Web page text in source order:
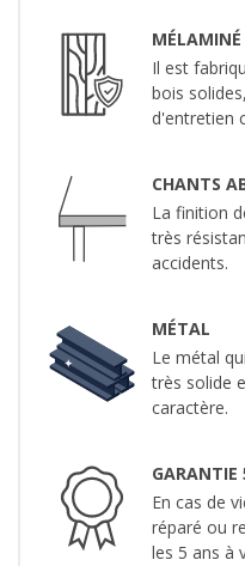
MÉLAMINÉ
Il est
bois
d'entretien
CHANTS
La finition
très
accidents.
MÉTAL
Le métal
très solide
caractère.
GARANTIE
En cas de
réparé ou
les 5 ans à